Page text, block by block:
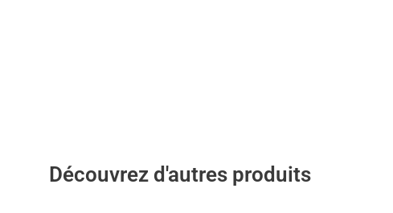
Découvrez d'autres produits